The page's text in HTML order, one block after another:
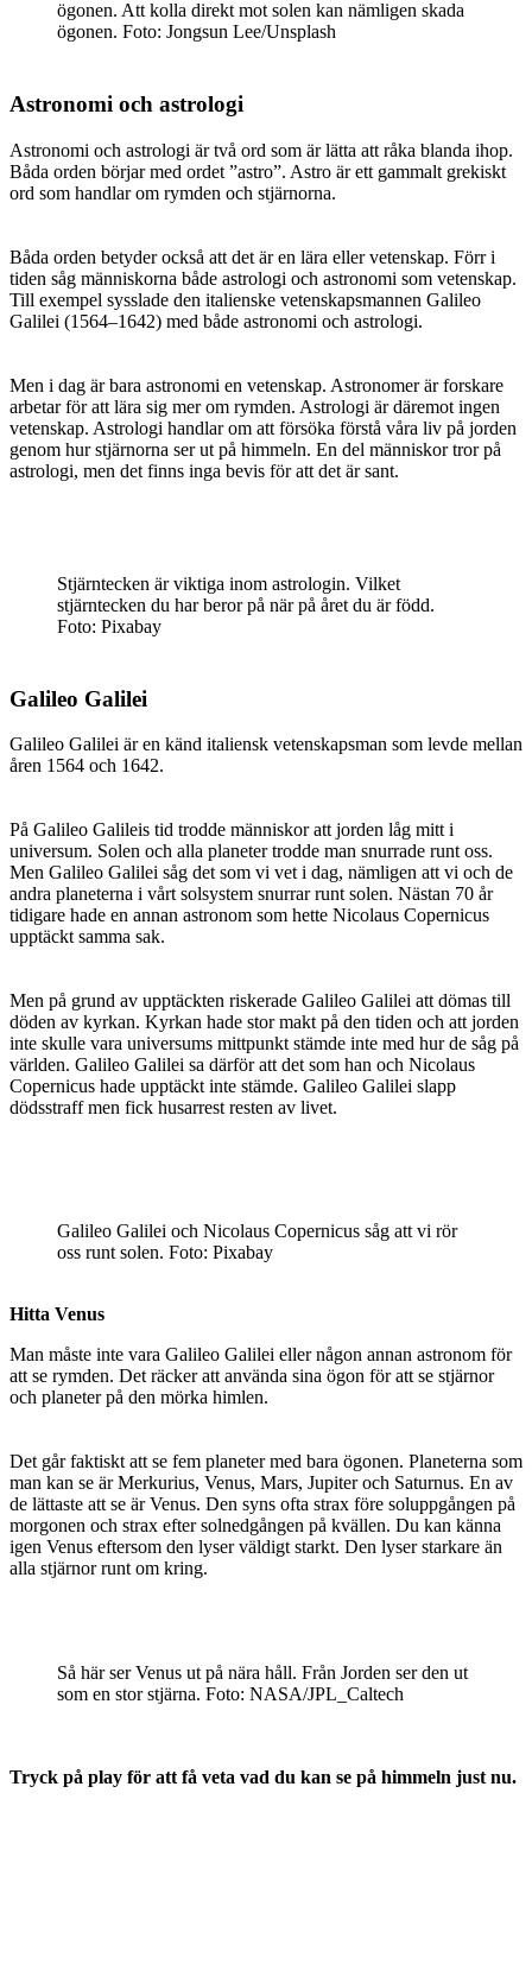
ögonen. Att kolla direkt mot solen kan nämligen skada
ögonen. Foto: Jongsun Lee/Unsplash
Astronomi och astrologi
Astronomi och astrologi är två ord som är lätta att råka blanda ihop.
Båda orden börjar med ordet ”astro”. Astro är ett gammalt grekiskt
ord som handlar om rymden och stjärnorna.
Båda orden betyder också att det är en lära eller vetenskap. Förr i
tiden såg människorna både astrologi och astronomi som vetenskap.
Till exempel sysslade den italienske vetenskapsmannen Galileo
Galilei (1564–1642) med både astronomi och astrologi.
Men i dag är bara astronomi en vetenskap. Astronomer är forskare
arbetar för att lära sig mer om rymden. Astrologi är däremot ingen
vetenskap. Astrologi handlar om att försöka förstå våra liv på jorden
genom hur stjärnorna ser ut på himmeln. En del människor tror på
astrologi, men det finns inga bevis för att det är sant.
Stjärntecken är viktiga inom astrologin. Vilket
stjärntecken du har beror på när på året du är född.
Foto: Pixabay
Galileo Galilei
Galileo Galilei är en känd italiensk vetenskapsman som levde mellan
åren 1564 och 1642.
På Galileo Galileis tid trodde människor att jorden låg mitt i
universum. Solen och alla planeter trodde man snurrade runt oss.
Men Galileo Galilei såg det som vi vet i dag, nämligen att vi och de
andra planeterna i vårt solsystem snurrar runt solen. Nästan 70 år
tidigare hade en annan astronom som hette Nicolaus Copernicus
upptäckt samma sak.
Men på grund av upptäckten riskerade Galileo Galilei att dömas till
döden av kyrkan. Kyrkan hade stor makt på den tiden och att jorden
inte skulle vara universums mittpunkt stämde inte med hur de såg på
världen. Galileo Galilei sa därför att det som han och Nicolaus
Copernicus hade upptäckt inte stämde. Galileo Galilei slapp
dödsstraff men fick husarrest resten av livet.
Galileo Galilei och Nicolaus Copernicus såg att vi rör
oss runt solen. Foto: Pixabay
Hitta Venus
Man måste inte vara Galileo Galilei eller någon annan astronom för
att se rymden. Det räcker att använda sina ögon för att se stjärnor
och planeter på den mörka himlen.
Det går faktiskt att se fem planeter med bara ögonen. Planeterna som
man kan se är Merkurius, Venus, Mars, Jupiter och Saturnus. En av
de lättaste att se är Venus. Den syns ofta strax före soluppgången på
morgonen och strax efter solnedgången på kvällen. Du kan känna
igen Venus eftersom den lyser väldigt starkt. Den lyser starkare än
alla stjärnor runt om kring.
Så här ser Venus ut på nära håll. Från Jorden ser den ut
som en stor stjärna. Foto: NASA/JPL_Caltech
Tryck på play för att få veta vad du kan se på himmeln just nu.